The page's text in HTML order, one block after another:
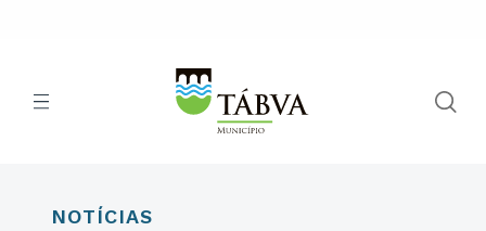
NOTÍCIAS